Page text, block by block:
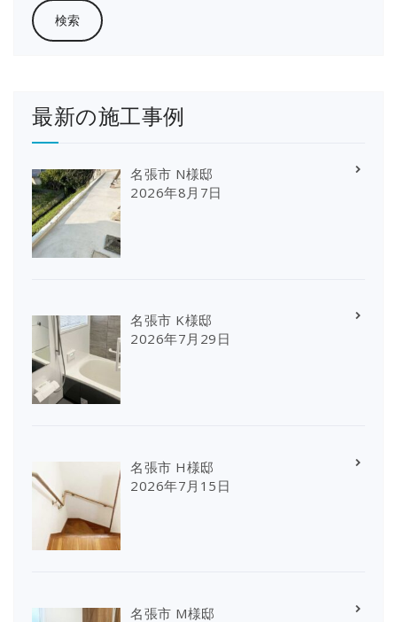
最新の施工事例
名張市 N様邸
2026年8月7日
名張市 K様邸
2026年7月29日
名張市 H様邸
2026年7月15日
名張市 M様邸